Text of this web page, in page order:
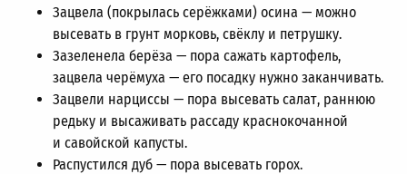
Зацвела (покрылась серёжками) осина — можно
высевать в грунт морковь, свёклу и петрушку.
Зазеленела берёза — пора сажать картофель,
зацвела черёмуха — его посадку нужно заканчивать.
Зацвели нарциссы — пора высевать салат, раннюю
редьку и высаживать рассаду краснокочанной
и савойской капусты.
Распустился дуб — пора высевать горох.